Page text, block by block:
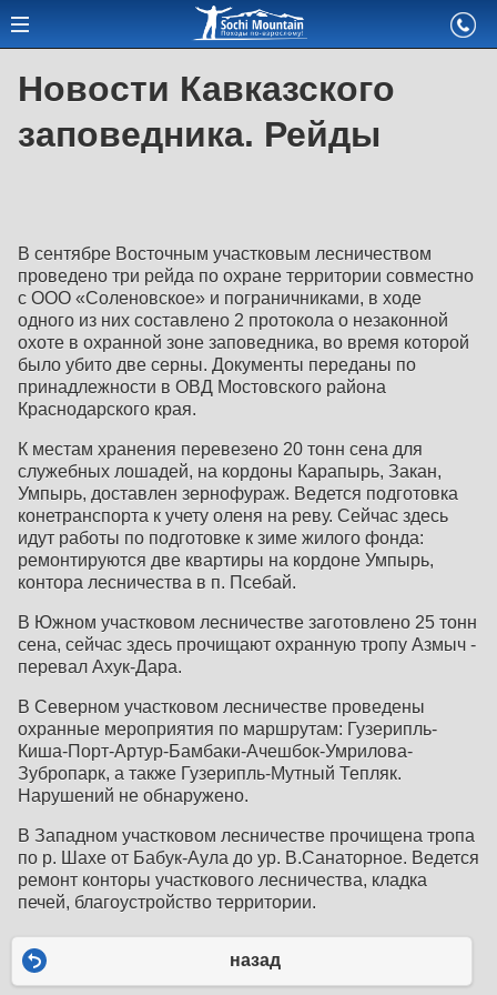
Новости Кавказского
заповедника. Рейды
В сентябре Восточным участковым лесничеством
проведено три рейда по охране территории совместно
с ООО «Соленовское» и пограничниками, в ходе
одного из них составлено 2 протокола о незаконной
охоте в охранной зоне заповедника, во время которой
было убито две серны. Документы переданы по
принадлежности в ОВД Мостовского района
Краснодарского края.
К местам хранения перевезено 20 тонн сена для
служебных лошадей, на кордоны Карапырь, Закан,
Умпырь, доставлен зернофураж. Ведется подготовка
конетранспорта к учету оленя на реву. Сейчас здесь
идут работы по подготовке к зиме жилого фонда:
ремонтируются две квартиры на кордоне Умпырь,
контора лесничества в п. Псебай.
В Южном участковом лесничестве заготовлено 25 тонн
сена, сейчас здесь прочищают охранную тропу Азмыч -
перевал Ахук-Дара.
В Северном участковом лесничестве проведены
охранные мероприятия по маршрутам: Гузерипль-
Киша-Порт-Артур-Бамбаки-Ачешбок-Умрилова-
Зубропарк, а также Гузерипль-Мутный Тепляк.
Нарушений не обнаружено.
В Западном участковом лесничестве прочищена тропа
по р. Шахе от Бабук-Аула до ур. В.Санаторное. Ведется
ремонт конторы участкового лесничества, кладка
печей, благоустройство территории.
назад